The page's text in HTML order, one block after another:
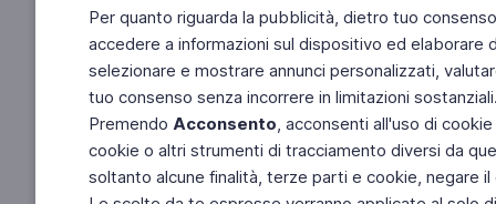
Per quanto riguarda la pubblicità, dietro tuo
accedere a informazioni sul dispositivo ed elaborare
selezionare e mostrare annunci personalizzati,
tuo consenso senza incorrere in limitazioni
Premendo Acconsento, acconsenti all'uso di
cookie o altri strumenti di tracciamento diversi da
soltanto alcune finalità, terze parti e cookie, negare